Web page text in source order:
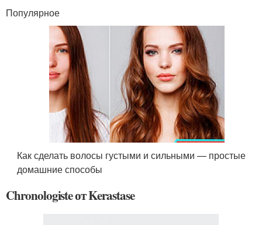
Популярное
Как сделать волосы густыми и сильными — простые
домашние способы
Chronologiste от Kerastase